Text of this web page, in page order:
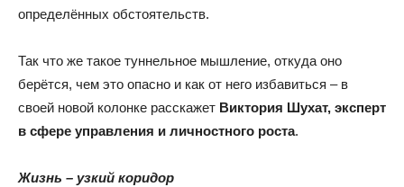
определённых обстоятельств.
Так что же такое туннельное мышление, откуда оно
берётся, чем это опасно и как от него избавиться – в
своей новой колонке расскажет Виктория Шухат, эксперт
в сфере управления и личностного роста.
Жизнь – узкий коридор